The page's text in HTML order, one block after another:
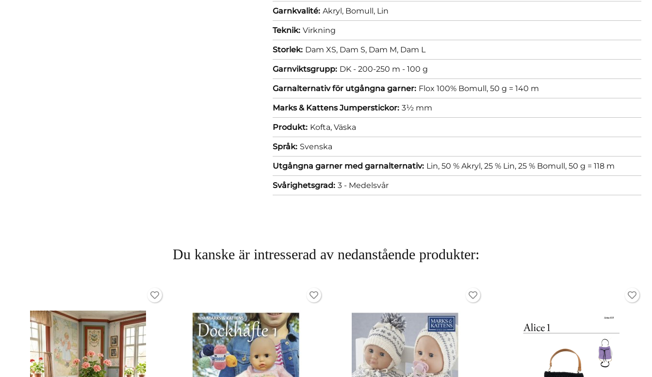
Garnkvalité: Akryl, Bomull, Lin
Teknik: Virkning
Storlek: Dam XS, Dam S, Dam M, Dam L
Garnviktsgrupp: DK - 200-250 m - 100 g
Garnalternativ för utgångna garner: Flox 100% Bomull, 50 g = 140 m
Marks & Kattens Jumperstickor: 3½ mm
Produkt: Kofta, Väska
Språk: Svenska
Utgångna garner med garnalternativ: Lin, 50 % Akryl, 25 % Lin, 25 % Bomull, 50 g = 118 m
Svårighetsgrad: 3 - Medelsvår
Du kanske är intresserad av nedanstående produkter: